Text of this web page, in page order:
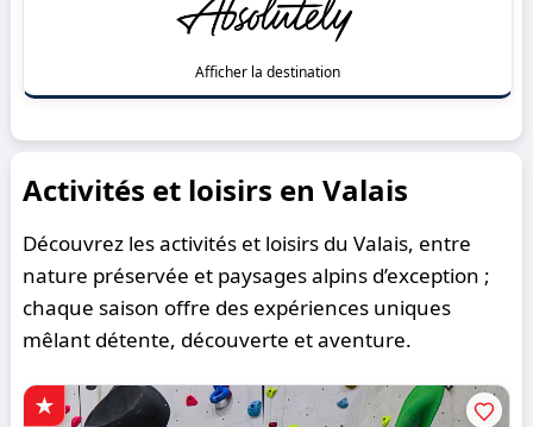
Afficher la destination
Activités et loisirs en Valais
Découvrez les activités et loisirs du Valais, entre
nature préservée et paysages alpins d’exception ;
chaque saison offre des expériences uniques
mêlant détente, découverte et aventure.